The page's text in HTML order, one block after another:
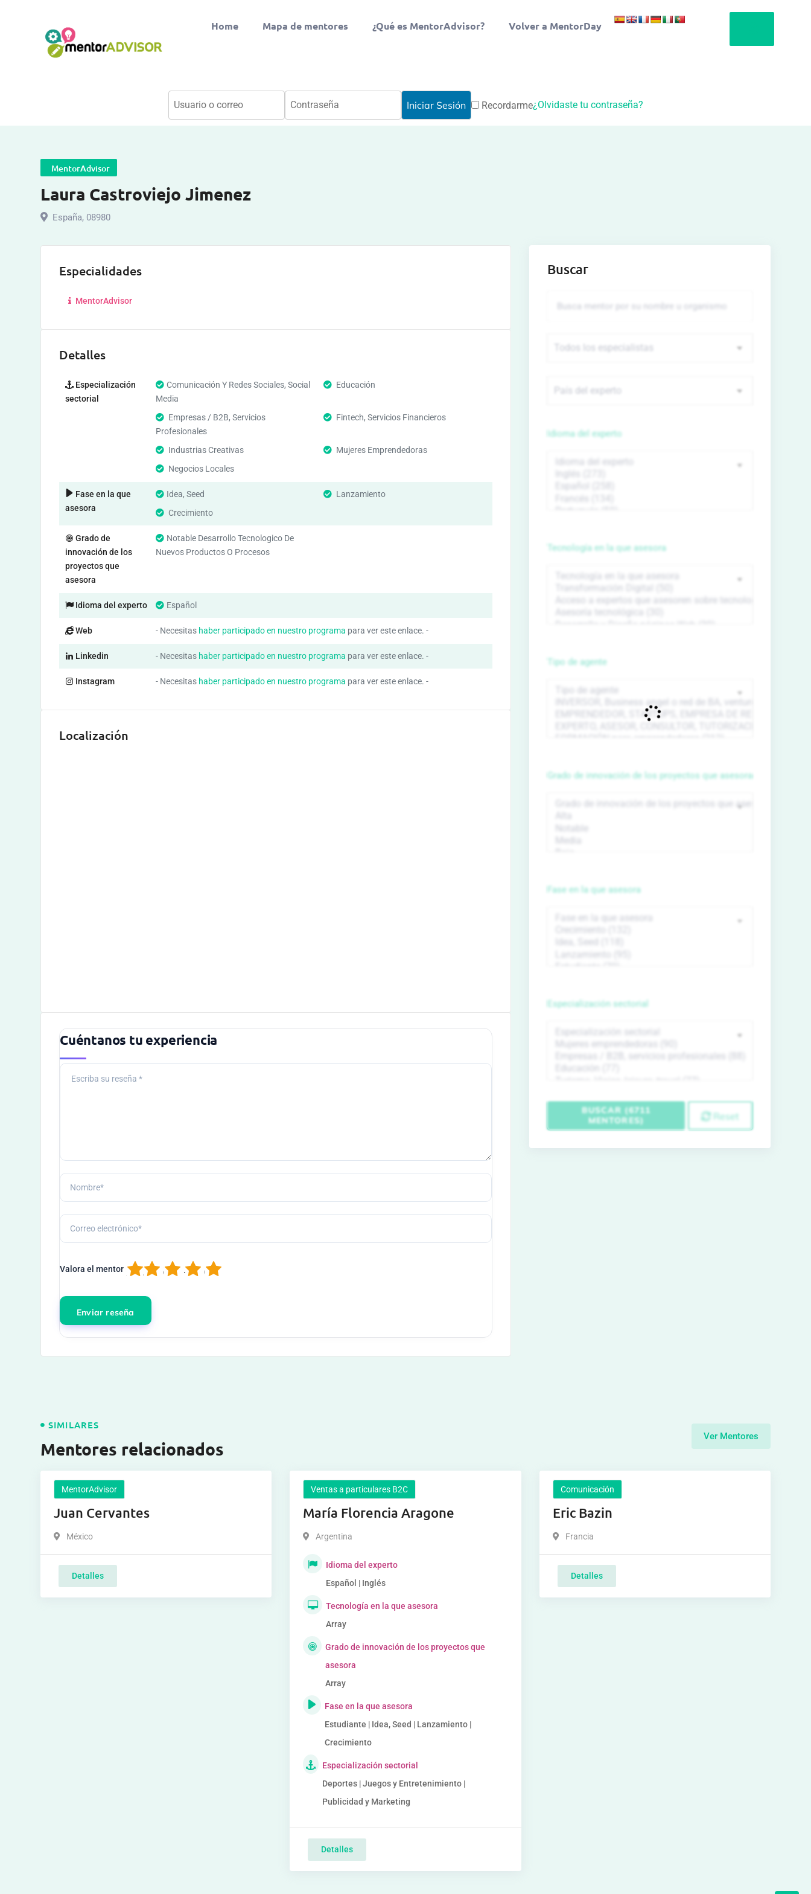
Home Mapa de mentores ¿Qué es MentorAdvisor? Volver a MentorDay
Recordarme¿Olvidaste tu contraseña?
MentorAdvisor
Laura Castroviejo Jimenez
España, 08980
Especialidades
MentorAdvisor
Detalles
Especialización
sectorial
Comunicación Y Redes Sociales, Social
Media
Educación
Empresas / B2B, Servicios
Profesionales
Fintech, Servicios Financieros
Industrias Creativas
Mujeres Emprendedoras
Negocios Locales
Fase en la que
asesora
Idea, Seed
Lanzamiento
Crecimiento
Grado de
innovación de los
proyectos que
asesora
Notable Desarrollo Tecnologico De
Nuevos Productos O Procesos
Idioma del experto Español
Web - Necesitas haber participado en nuestro programa para ver este enlace. -
Linkedin - Necesitas haber participado en nuestro programa para ver este enlace. -
Instagram - Necesitas haber participado en nuestro programa para ver este enlace. -
Localización
Cuéntanos tu experiencia
Valora el mentor 5
4
3
2
1
Buscar
Idioma del experto
Tecnología en la que asesora
Tipo de agente
Grado de innovación de los proyectos que asesora
Fase en la que asesora
Especialización sectorial
BUSCAR (6711
MENTORES)
Reset
SIMILARES
Mentores relacionados
Ver Mentores
MentorAdvisor
Juan Cervantes
México
Detalles
Ventas a particulares B2C
María Florencia Aragone
Argentina
Idioma del experto
Español | Inglés
Tecnología en la que asesora
Array
Grado de innovación de los proyectos que
asesora
Array
Fase en la que asesora
Estudiante | Idea, Seed | Lanzamiento |
Crecimiento
Especialización sectorial
Deportes | Juegos y Entretenimiento |
Publicidad y Marketing
Detalles
Comunicación
Eric Bazin
Francia
Detalles